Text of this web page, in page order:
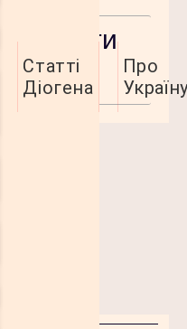
Статті
Діогена
Про